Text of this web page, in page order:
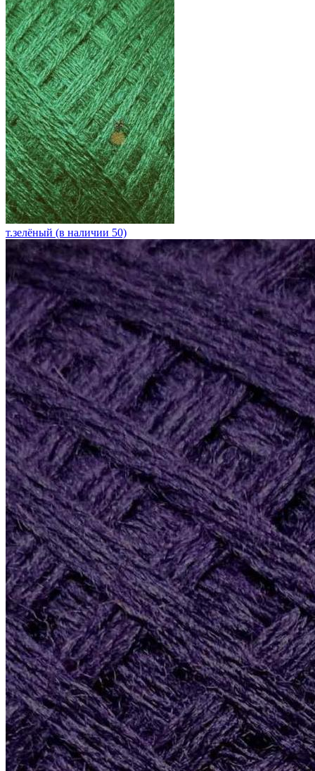
т.зелёный (в наличии 50)